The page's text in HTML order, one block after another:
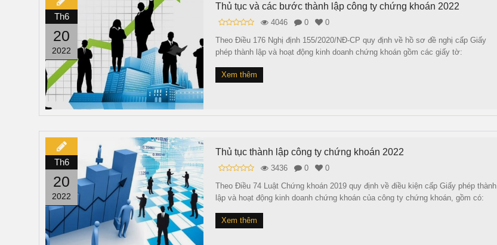
Th6
20
2022
Thủ tục và các bước thành lập công ty chứng khoán 2022
4046 0
0
Theo Điều 176 Nghị định 155/2020/NĐ-CP quy định về hồ sơ đề nghị cấp Giấy
phép thành lập và hoạt động kinh doanh chứng khoán gồm các giấy tờ:
Xem thêm
Th6
20
2022
Thủ tục thành lập công ty chứng khoán 2022
3436 0
0
Theo Điều 74 Luật Chứng khoán 2019 quy định về điều kiện cấp Giấy phép thành
lập và hoạt động kinh doanh chứng khoán của công ty chứng khoán, gồm có:
Xem thêm